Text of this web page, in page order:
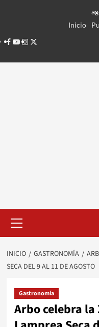
Inicio
Facebook
Youtube
Instagram
Twitter
principal
INICIO GASTRONOMÍA
SECA DEL 9 AL 11 DE AGOSTO
Gastronomía
Arbo celebra la